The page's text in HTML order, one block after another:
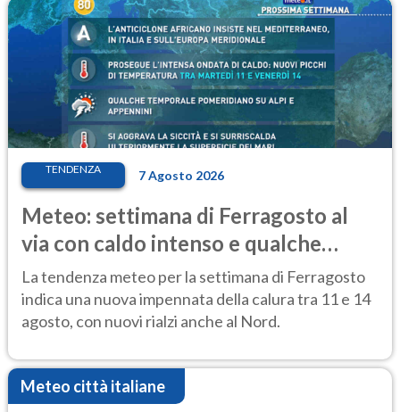
TENDENZA 7 Agosto 2026
Meteo: settimana di Ferragosto al
via con caldo intenso e qualche
temporale
La tendenza meteo per la settimana di Ferragosto
indica una nuova impennata della calura tra 11 e 14
agosto, con nuovi rialzi anche al Nord.
Meteo città italiane